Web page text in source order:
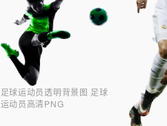
足球运动员透明背景图 足球
运动员高清PNG